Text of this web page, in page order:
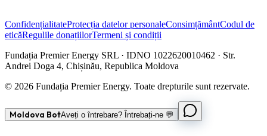
ConfidențialitateProtecția datelor personaleConsimțământCodul de
eticăRegulile donațiilorTermeni și condiții
Fundația Premier Energy SRL · IDNO 1022620010462 · Str.
Andrei Doga 4, Chișinău, Republica Moldova
© 2026 Fundația Premier Energy. Toate drepturile sunt rezervate.
Moldova BotAveți o întrebare? Întrebați-ne 💬